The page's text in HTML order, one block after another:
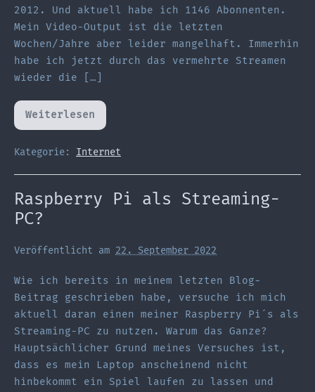
2012. Und aktuell habe ich 1146 Abonnenten.
Mein Video-Output ist die letzten
Wochen/Jahre aber leider mangelhaft. Immerhin
habe ich jetzt durch das vermehrte Streamen
wieder die […]
WeiterlesenLivestreaming
auch
Youtube
–
warum
nicht?
Kategorie: Internet
Raspberry Pi als Streaming-
PC?
Veröffentlicht am 22. September 2022
Wie ich bereits in meinem letzten Blog-
Beitrag geschrieben habe, versuche ich mich
aktuell daran einen meiner Raspberry Pi´s als
Streaming-PC zu nutzen. Warum das Ganze?
Hauptsächlicher Grund meines Versuches ist,
dass es mein Laptop anscheinend nicht
hinbekommt ein Spiel laufen zu lassen und